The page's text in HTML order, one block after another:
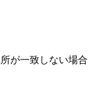
が一致しない場合